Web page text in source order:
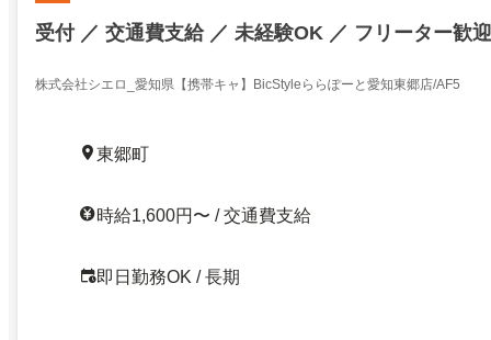
受付 ／ 交通費支給 ／ 未経験OK ／ フリーター歓迎
株式会社シエロ_愛知県【携帯キャ】BicStyleららぽーと愛知東郷店/AF5
東郷町
時給1,600円〜 / 交通費支給
即日勤務OK / 長期